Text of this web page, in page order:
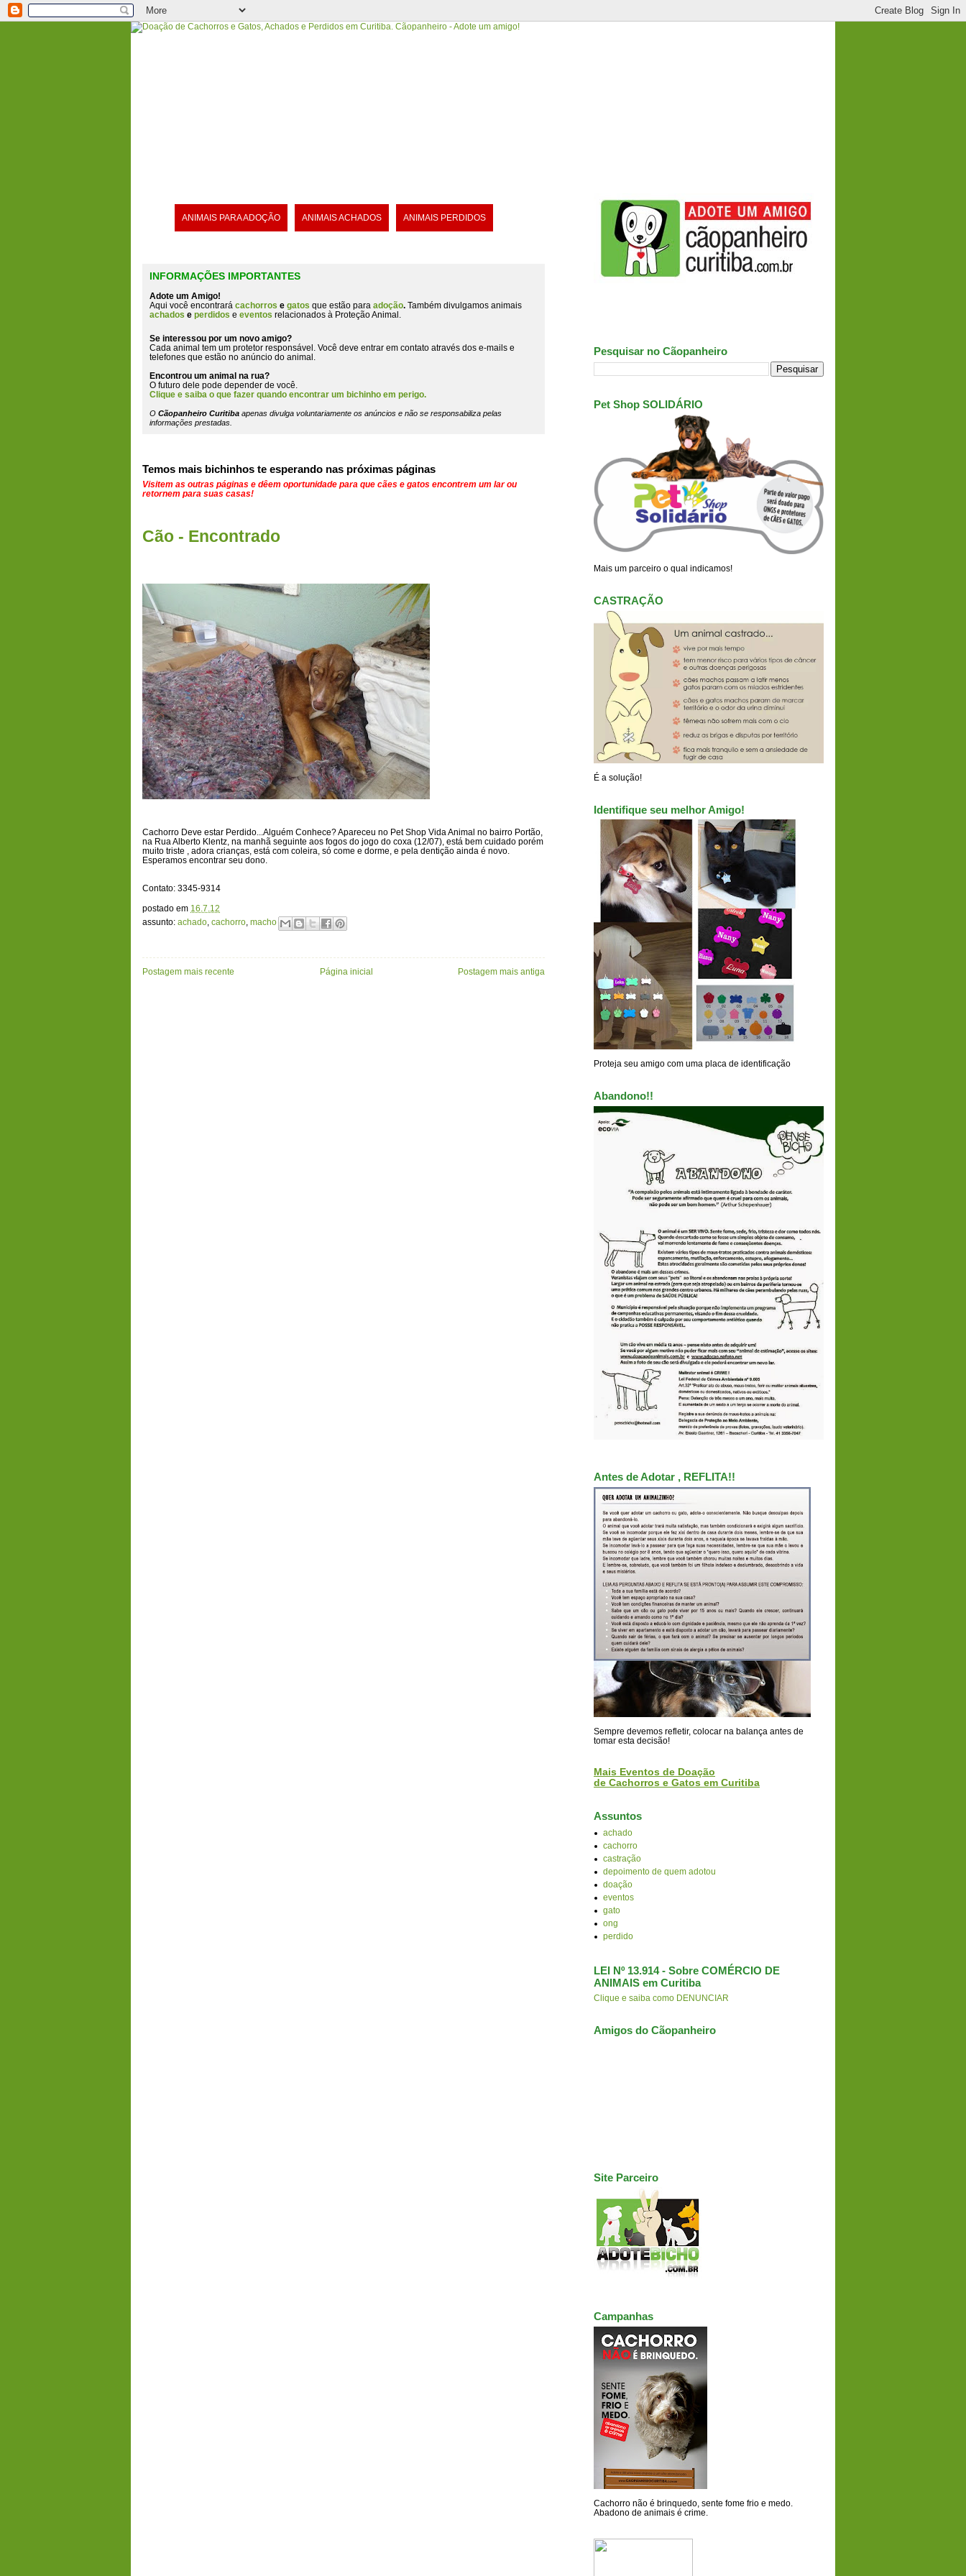
ANIMAIS PARA ADOÇÃO ANIMAIS ACHADOS ANIMAIS PERDIDOS
INFORMAÇÕES IMPORTANTES
Adote um Amigo!
Aqui você encontrará cachorros e gatos que estão para adoção. Também divulgamos animais
achados e perdidos e eventos relacionados à Proteção Animal.
Se interessou por um novo amigo?
Cada animal tem um protetor responsável. Você deve entrar em contato através dos e-mails e
telefones que estão no anúncio do animal
Encontrou um animal na rua?
O futuro dele pode depender de você.
Clique e saiba o que fazer quando encontrar um bichinho em perigo.
O Cãopanheiro Curitiba apenas divulga voluntariamente os anúncios e não se responsabiliza pelas
informações prestadas.
Temos mais bichinhos te esperando nas próximas páginas
Visitem as outras páginas e dêem oportunidade para que cães e gatos encontrem um lar ou
retornem para suas casas!
Cão - Encontrado
Cachorro Deve estar Perdido...Alguém Conhece? Apareceu no Pet Shop Vida Animal no bairro Portão,
na Rua Alberto Klentz, na manhã seguinte aos fogos do jogo do coxa (12/07), está bem cuidado porém
muito triste , adora crianças, está com coleira, só come e dorme, e pela dentição ainda é novo.
Esperamos encontrar seu dono.
Contato: 3345-9314
postado em 16.7.12
assunto: achado cachorro macho
Postagem mais recente Postagem mais antiga
Página inicial
Pesquisar no Cãopanheiro
Pet Shop SOLIDÁRIO
Mais um parceiro o qual indicamos!
CASTRAÇÃO
É a solução!
Identifique seu melhor Amigo!
Proteja seu amigo com uma placa de identificação
Abandono!!
Antes de Adotar , REFLITA!!
Sempre devemos refletir, colocar na balança antes de
tomar esta decisão!
Mais Eventos de Doação
de Cachorros e Gatos em Curitiba
Assuntos
achado
cachorro
castração
depoimento de quem adotou
doação
eventos
gato
ong
perdido
LEI Nº 13.914 - Sobre COMÉRCIO DE
ANIMAIS em Curitiba
Clique e saiba como DENUNCIAR
Amigos do Cãopanheiro
Site Parceiro
Campanhas
Cachorro não é brinquedo, sente fome frio e medo.
Abadono de animais é crime.